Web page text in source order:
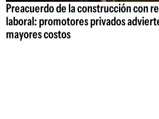
Preacuerdo de la construcción con
laboral: promotores privados
mayores costos